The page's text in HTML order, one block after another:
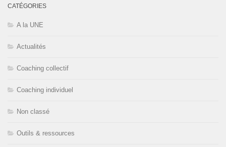
CATÉGORIES
A la UNE
Actualités
Coaching collectif
Coaching individuel
Non classé
Outils & ressources